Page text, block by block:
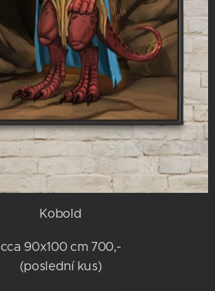
Kobold
cca 90x100 cm 700,-
(poslední kus)